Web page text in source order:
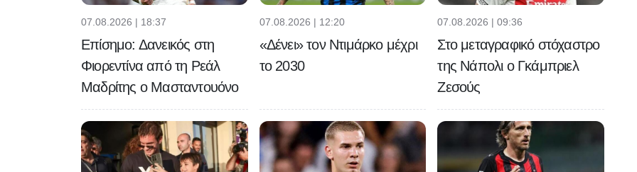
07.08.2026 | 18:37
Επίσημο: Δανεικός στη
Φιορεντίνα από τη Ρεάλ
Μαδρίτης ο Μασταντουόνο
07.08.2026 | 12:20
«Δένει» τον Ντιμάρκο μέχρι
το 2030
07.08.2026 | 09:36
Στο μεταγραφικό στόχαστρο
της Νάπολι ο Γκάμπριελ
Ζεσούς